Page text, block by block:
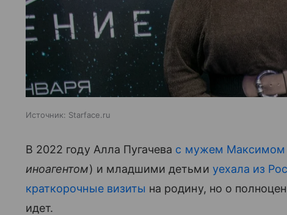
Источник: Starface.ru
В 2022 году Алла Пугачева с мужем Максимом
иноагентом) и младшими детьми уехала из
краткорочные визиты на родину, но о
идет.